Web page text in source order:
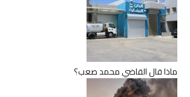
ماذا قال القاضي محمد صعب؟